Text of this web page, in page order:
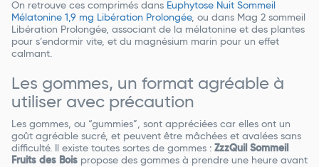
On retrouve ces comprimés dans Euphytose Nuit Sommeil
Mélatonine 1,9 mg Libération Prolongée, ou dans Mag 2 sommeil
Libération Prolongée, associant de la mélatonine et des plantes
pour s’endormir vite, et du magnésium marin pour un effet
calmant.
Les gommes, un format agréable à
utiliser avec précaution
Les gommes, ou “gummies”, sont appréciées car elles ont un
goût agréable sucré, et peuvent être mâchées et avalées sans
difficulté. Il existe toutes sortes de gommes : ZzzQuil Sommeil
Fruits des Bois propose des gommes à prendre une heure avant